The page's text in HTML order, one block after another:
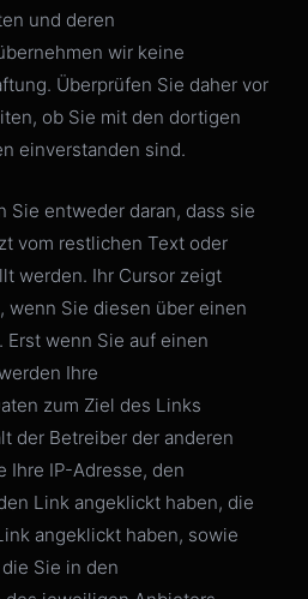
und deren
wir keine
Überprüfen Sie daher vor
ob Sie mit den dortigen
einverstanden sind.
Sie entweder daran, dass sie
vom restlichen Text oder
werden. Ihr Cursor zeigt
wenn Sie diesen über einen
wenn Sie auf einen
Ihre
zum Ziel des Links
der Betreiber der anderen
Ihre IP-Adresse, den
Link angeklickt haben, die
angeklickt haben, sowie
Sie in den